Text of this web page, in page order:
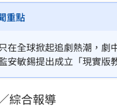
點大關 2關鍵看AI產業
救遭圍毆亡！嫌犯最
是我的 睡車竟被收住
重點
在全球掀起追劇熱潮，
安敏錫提出成立「現實
希望改善第一線教育現場
綜合報導